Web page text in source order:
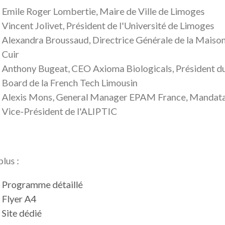
Emile Roger Lombertie, Maire de Ville de Limoges
Vincent Jolivet, Président de l'Université de Limoges
Alexandra Broussaud, Directrice Générale de la
Cuir
Anthony Bugeat, CEO Axioma Biologicals, Président
Board de la French Tech Limousin
Alexis Mons, General Manager EPAM France,
Vice-Président de l'ALIPTIC
:
Programme détaillé
Flyer A4
Site dédié